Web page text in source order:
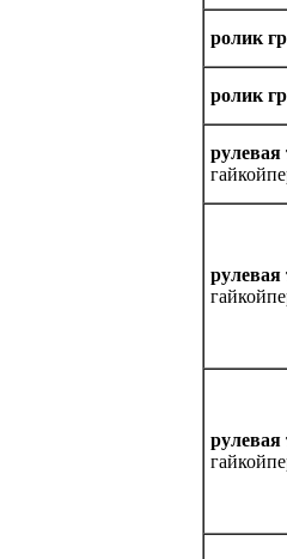
ролик
ролик
рулевая
рулевая
рулевая